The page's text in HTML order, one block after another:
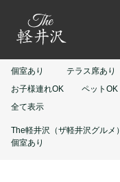
個室あり テラス席あり
お子様連れOK
ペットOK
全て表示
The軽井沢（ザ軽井沢グルメ）
個室あり